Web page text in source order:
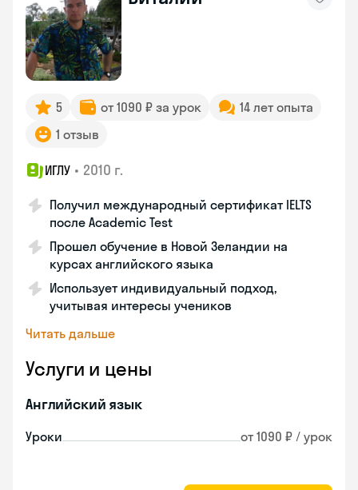
5 от 1090 ₽ за урок
14 лет опыта
1 отзыв
ИГЛУ • 2010 г.
Получил международный сертификат IELTS
после Academic Test
Прошел обучение в Новой Зеландии на
курсах английского языка
Использует индивидуальный подход,
учитывая интересы учеников
Читать дальше
Услуги и цены
Английский язык
Уроки от 1090 ₽ / урок